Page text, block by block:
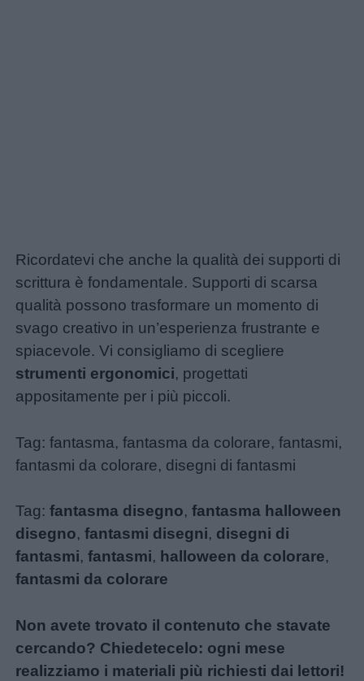
Ricordatevi che anche la qualità dei supporti di
scrittura è fondamentale. Supporti di scarsa
qualità possono trasformare un momento di
svago creativo in un’esperienza frustrante e
spiacevole. Vi consigliamo di scegliere
strumenti ergonomici, progettati
appositamente per i più piccoli.
Tag: fantasma, fantasma da colorare, fantasmi,
fantasmi da colorare, disegni di fantasmi
Tag:fantasma disegno,fantasma halloween
disegno,fantasmi disegni, disegni di
fantasmi,fantasmi, halloween da colorare,
fantasmi da colorare
Non avete trovato il contenuto che stavate
cercando? Chiedetecelo: ogni mese
realizziamo i materiali più richiesti dai lettori!